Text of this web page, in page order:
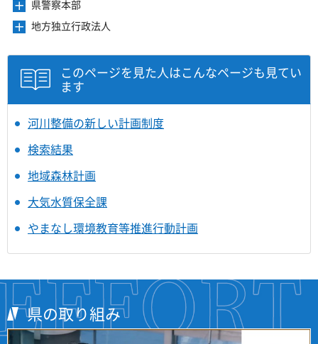
す
ま
す
開
き
ま
ー
を
開
ま
す
ュ
ー
を
開
す
メ
ニ
ュ
を
開
き
県警察本部
メ
ュ
ー
き
ま
地方独立行政法人
このページを見た人はこんなページも見てい
ます
河川整備の新しい計画制度
検索結果
地域森林計画
大気水質保全課
やまなし環境教育等推進行動計画
県の取り組み